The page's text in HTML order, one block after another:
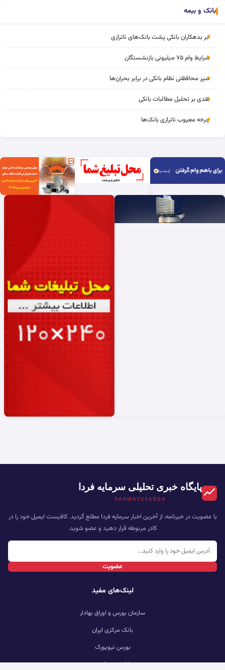
بانک و بیمه
ابر بدهکاران بانکی پشت بانک‌های ناترازی
شرایط وام ۷۵ میلیونی بازنشستگان
سپر محافظتی نظام بانکی در برابر بحران‌ها
نقدی بر تحلیل مطالبات بانکی
چرخه‌ معیوب ناترازی بانک‌ها
پایگاه خبری تحلیلی سرمایه فردا
SARMAYEFARDA
با عضویت در خبرنامه، از آخرین اخبار سرمایه فردا مطلع گردید. کافیست ایمیل خود را در
کادر مربوطه قرار دهید و عضو شوید.
عضویت
لینک‌های مفید
سازمان بورس و اوراق بهادار
بانک مرکزی ایران
بورس نیویورک
بازار بورس لندن